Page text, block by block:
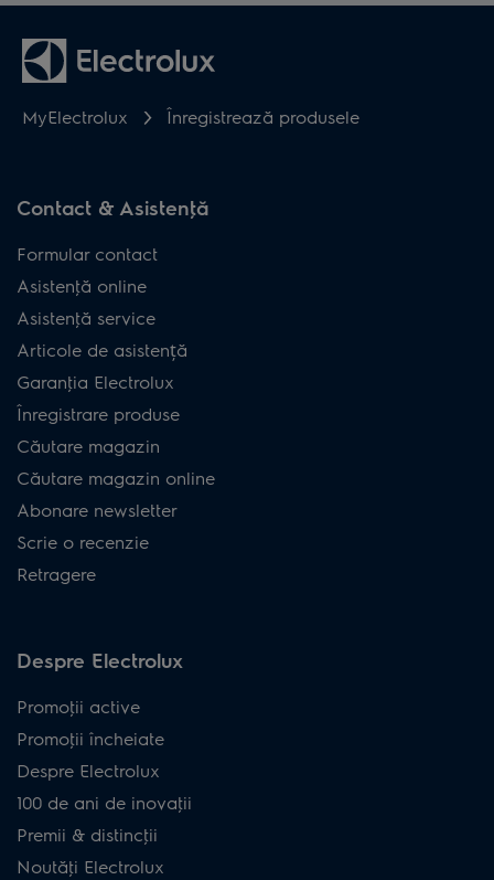
MyElectrolux Înregistrează produsele
Contact & Asistenţă
Formular contact
Asistenţă online
Asistenţă service
Articole de asistență
Garanţia Electrolux
Înregistrare produse
Căutare magazin
Căutare magazin online
Abonare newsletter
Scrie o recenzie
Retragere
Despre Electrolux
Promoţii active
Promoţii încheiate
Despre Electrolux
100 de ani de inovaţii
Premii & distincţii
Noutăţi Electrolux